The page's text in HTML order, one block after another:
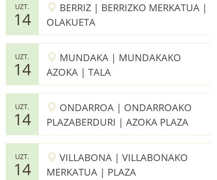
UZT.
14
BERRIZ | BERRIZKO MERKATUA |
OLAKUETA
UZT.
14
MUNDAKA | MUNDAKAKO
AZOKA | TALA
UZT.
14
ONDARROA | ONDARROAKO
PLAZABERDURI | AZOKA PLAZA
UZT.
14
VILLABONA | VILLABONAKO
MERKATUA | PLAZA